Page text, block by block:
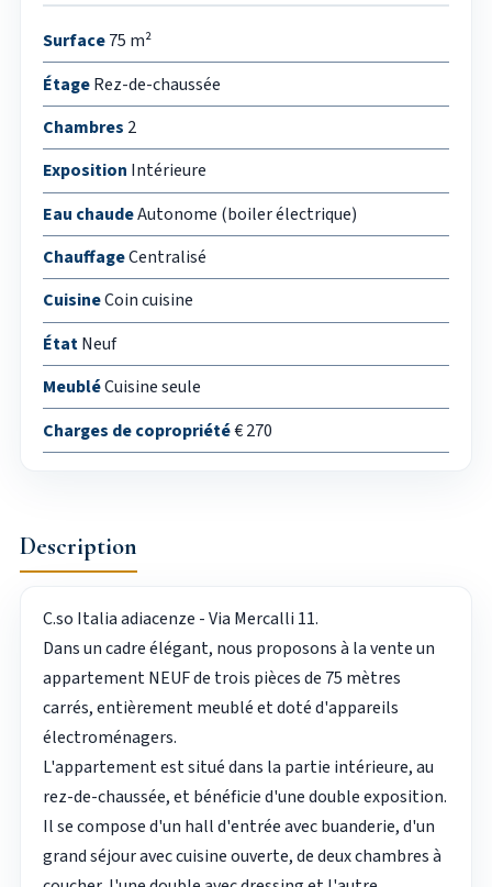
Surface75 m²
ÉtageRez-de-chaussée
Chambres 2
Exposition Intérieure
Eau chaudeAutonome (boiler électrique)
ChauffageCentralisé
CuisineCoin cuisine
ÉtatNeuf
MeubléCuisine seule
Charges de copropriété€ 270
Description
C.so Italia adiacenze - Via Mercalli 11.
Dans un cadre élégant, nous proposons à la vente un
appartement NEUF de trois pièces de 75 mètres
carrés, entièrement meublé et doté d'appareils
électroménagers.
L'appartement est situé dans la partie intérieure, au
rez-de-chaussée, et bénéficie d'une double exposition.
Il se compose d'un hall d'entrée avec buanderie, d'un
grand séjour avec cuisine ouverte, de deux chambres à